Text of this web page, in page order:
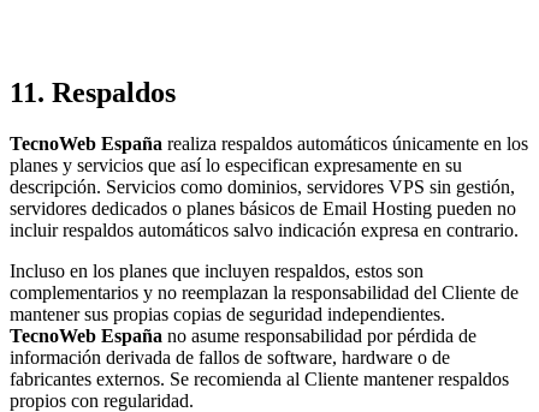
11. Respaldos
TecnoWeb España realiza respaldos automáticos únicamente en los
planes y servicios que así lo especifican expresamente en su
descripción. Servicios como dominios, servidores VPS sin gestión,
servidores dedicados o planes básicos de Email Hosting pueden no
incluir respaldos automáticos salvo indicación expresa en contrario.
Incluso en los planes que incluyen respaldos, estos son
complementarios y no reemplazan la responsabilidad del Cliente de
mantener sus propias copias de seguridad independientes.
TecnoWeb España no asume responsabilidad por pérdida de
información derivada de fallos de software, hardware o de
fabricantes externos. Se recomienda al Cliente mantener respaldos
propios con regularidad.